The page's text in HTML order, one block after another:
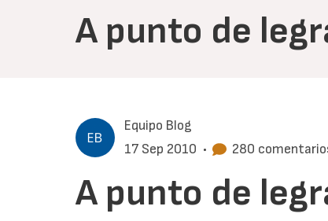
A punto de
Equipo Blog
17 Sep 2010 • 280
A punto de